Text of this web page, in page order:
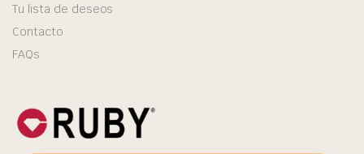
Tu lista de deseos
Contacto
FAQs